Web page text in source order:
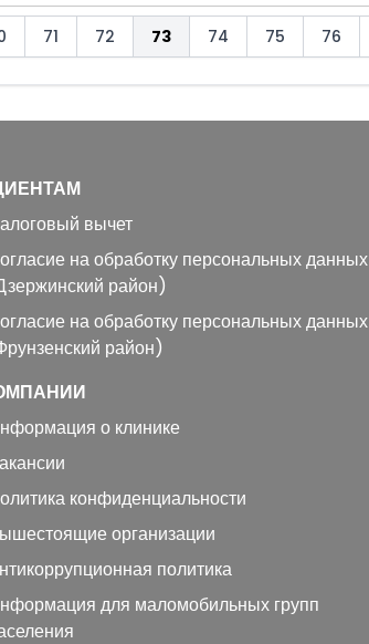
71 72 73 74 75 76
вычет
на обработку персональных данных
район)
на обработку персональных данных
район)
о клинике
конфиденциальности
организации
политика
для маломобильных групп